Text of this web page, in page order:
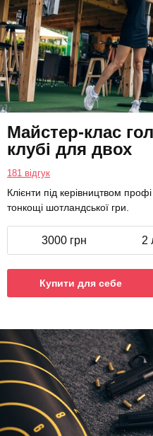
Майстер-клас
клубі для двох
181 відгук
Клієнти під керівництвом
тонкощі шотландської гри.
3000 грн 2
Купити для себе